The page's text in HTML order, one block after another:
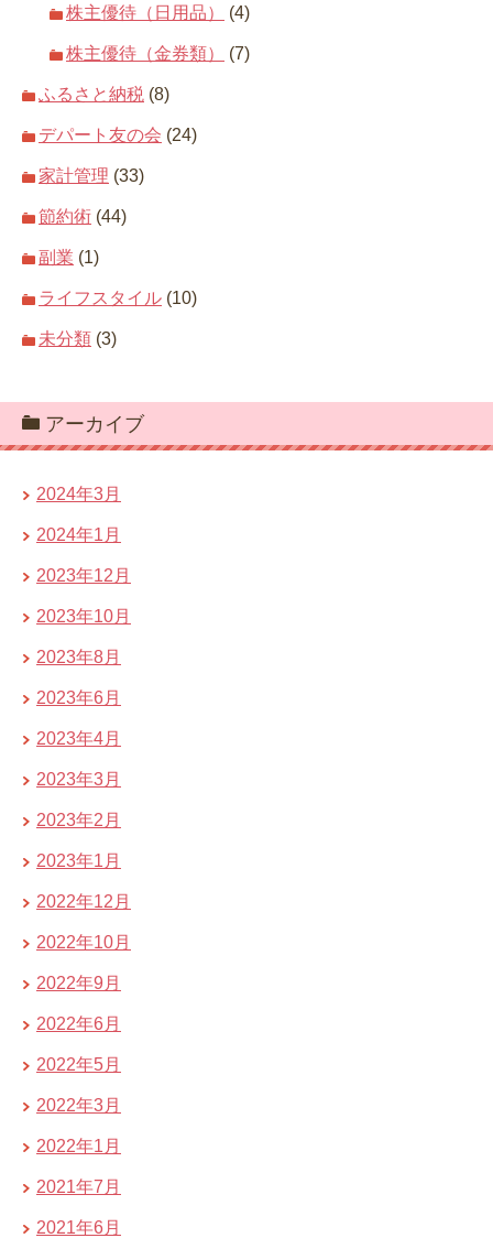
株主優待（日用品） (4)
株主優待（金券類） (7)
ふるさと納税 (8)
デパート友の会 (24)
家計管理 (33)
節約術 (44)
副業 (1)
ライフスタイル (10)
未分類 (3)
アーカイブ
2024年3月
2024年1月
2023年12月
2023年10月
2023年8月
2023年6月
2023年4月
2023年3月
2023年2月
2023年1月
2022年12月
2022年10月
2022年9月
2022年6月
2022年5月
2022年3月
2022年1月
2021年7月
2021年6月